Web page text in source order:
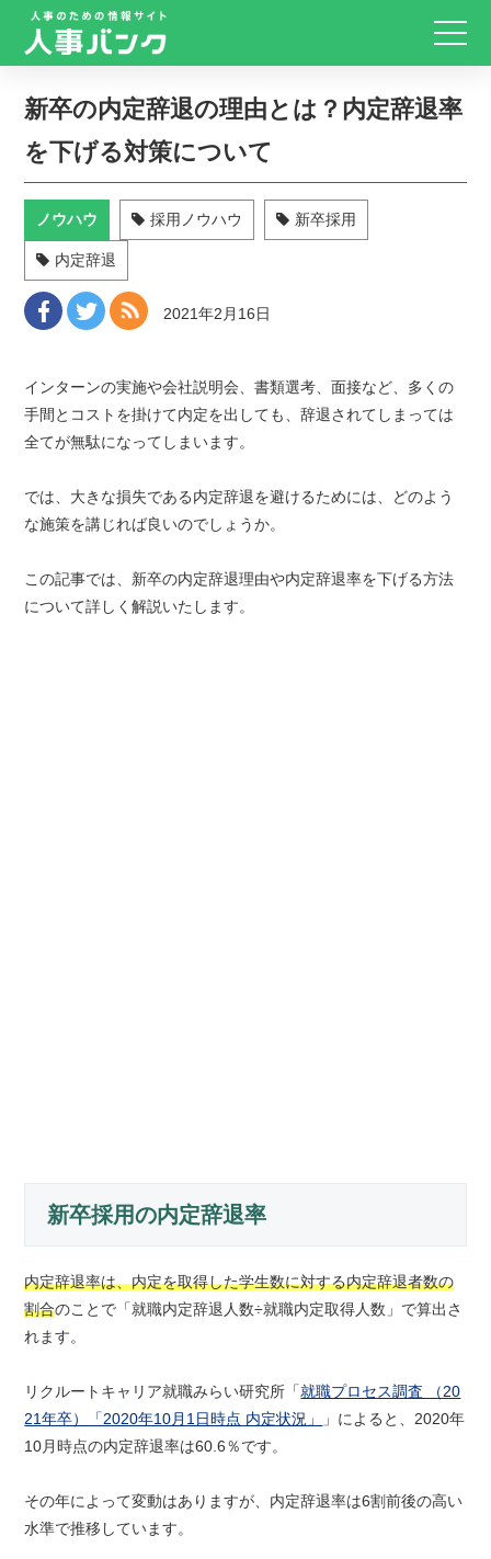
新卒の内定辞退の理由とは？内定辞退率
を下げる対策について
ノウハウ 採用ノウハウ 新卒採用
内定辞退
2021年2月16日
インターンの実施や会社説明会、書類選考、面接など、多くの
手間とコストを掛けて内定を出しても、辞退されてしまっては
全てが無駄になってしまいます。
では、大きな損失である内定辞退を避けるためには、どのよう
な施策を講じれば良いのでしょうか。
この記事では、新卒の内定辞退理由や内定辞退率を下げる方法
について詳しく解説いたします。
新卒採用の内定辞退率
内定辞退率は、内定を取得した学生数に対する内定辞退者数の
割合のことで「就職内定辞退人数÷就職内定取得人数」で算出さ
れます。
リクルートキャリア就職みらい研究所「就職プロセス調査 （20
21年卒）「2020年10月1日時点 内定状況」
」によると、2020年
10月時点の内定辞退率は60.6％です。
その年によって変動はありますが、内定辞退率は6割前後の高い
水準で推移しています。